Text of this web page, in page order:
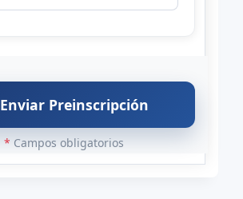
Enviar Preinscripción
* Campos obligatorios